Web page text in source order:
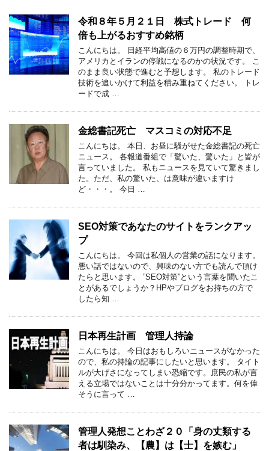
令和８年５月２１日 株式トレード 何
倍も上がるおすすめ銘柄
こんにちは。 日経平均高値の６万円の調整時期で、
アメリカとイランの停戦になるのかの状況です。 こ
のまま良い状態で進むと予想します。 私のトレード
技術を追いかけて利益を積み重ねてください。 トレ
ードで成 …
金総書記死亡 マスコミの対応不足
こんにちは。 本日、お昼に騒がせた金総書記の死亡
ニュース。 各報道番組で「驚いた、驚いた」と皆が
言っていました。 私もニュースを見ていて驚きまし
た。ただ、私の驚いた、は意味が違いますけ
ど・・・。 今日 …
SEO対策であなたのサイトをランクアッ
プ
こんにちは。 今回は私個人の営業の話になります。
悪い話ではないので、興味のない方でも読んで頂け
たらと思います。 ”SEO対策”という言葉を聞いたこ
とがあるでしょうか？HPやブログをお持ちの方で
したら知 …
日本再生計画 管理人持論
こんにちは。 今日はおもしろいニュースがなかった
ので、私の持論の記事にしたいと思います。 タイト
ルが大げさになってしまい恐縮です。庶民の私が言
える立場ではないことは十分分かってます。何を偉
そうに言って …
管理人発想ことわざ２０「身の丈類する
者は馴染み、【農】は【士】を嫉む」